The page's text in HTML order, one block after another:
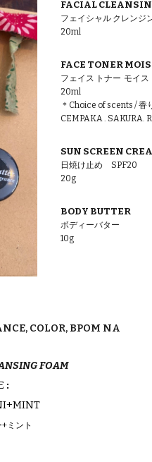
FACIAL
フェイシャル クレンジ
20ml
FACE TONER
フェイス トナー モイス
20ml
＊Choice of scents / 香
CEMPAKA . SAKURA.
SUN SCREEN
日焼け止め SPF20
20g
BODY BUTTER
ボディーバター
10g
COLOR, BPOM NA
FOAM
:
ミント